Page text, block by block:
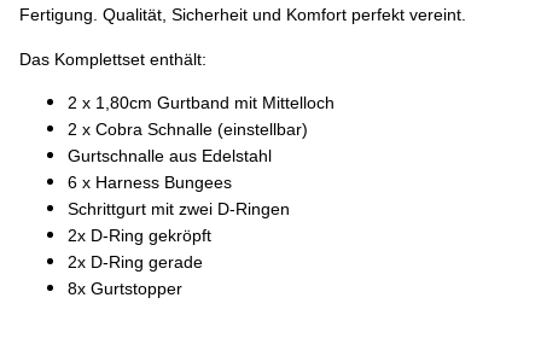
Fertigung. Qualität, Sicherheit und Komfort perfekt vereint.
Das Komplettset enthält:
2 x 1,80cm Gurtband mit Mittelloch
2 x Cobra Schnalle (einstellbar)
Gurtschnalle aus Edelstahl
6 x Harness Bungees
Schrittgurt mit zwei D-Ringen
2x D-Ring gekröpft
2x D-Ring gerade
8x Gurtstopper